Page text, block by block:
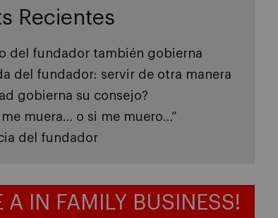
Recientes
del fundador también gobierna
del fundador: servir de otra manera
gobierna su consejo?
me muera… o si me muero…”
del fundador
A IN FAMILY BUSINESS!